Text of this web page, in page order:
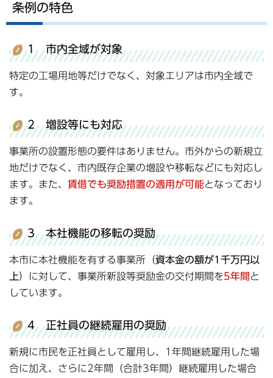
条例の特色
1 市内全域が対象
特定の工場用地等だけでなく、対象エリアは市内全域で
す。
2 増設等にも対応
事業所の設置形態の要件はありません。市外からの新規立
地だけでなく、市内既存企業の増設や移転などにも対応し
ます。また、 賃借でも奨励措置の適用が可能となっており
ます。
3 本社機能の移転の奨励
本市に本社機能を有する事業所（資本金の額が1千万円以
上）に対して、事業所新設等奨励金の交付期間を5年間 と
しています。
4 正社員の継続雇用の奨励
新規に市民を正社員として雇用し、1年間継続雇用した場
合に加え、さらに2年間（合計3年間）継続雇用した場合